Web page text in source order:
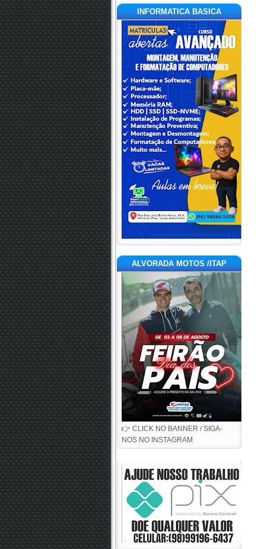
INFORMATICA BASICA
ALVORADA MOTOS /ITAP
👉 CLICK NO BANNER / SIGA-
NOS NO INSTAGRAM